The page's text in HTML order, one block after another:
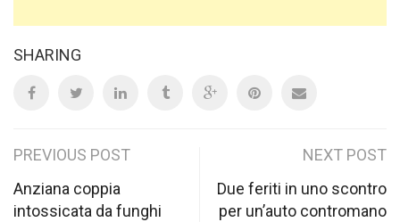
SHARING
Post
navigation
PREVIOUS POST
Anziana coppia
intossicata da funghi
NEXT POST
Due feriti in uno scontro
per un’auto contromano